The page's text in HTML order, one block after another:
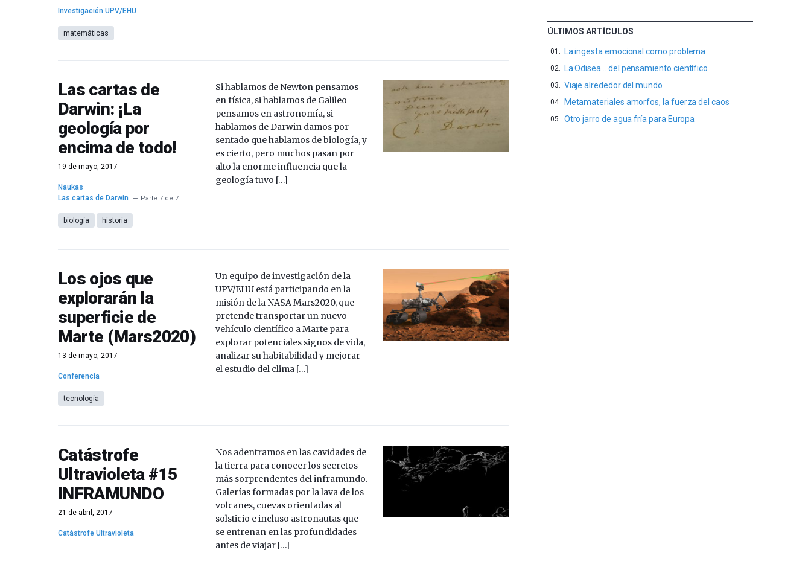
Investigación UPV/EHU
matemáticas
Las cartas de
Darwin: ¡La
geología por
encima de todo!
19 de mayo, 2017
Naukas
Las cartas de Darwin
Parte 7 de 7
biología historia
Si hablamos de Newton pensamos
en física, si hablamos de Galileo
pensamos en astronomía, si
hablamos de Darwin damos por
sentado que hablamos de biología, y
es cierto, pero muchos pasan por
alto la enorme influencia que la
geología tuvo […]
Los ojos que
explorarán la
superficie de
Marte (Mars2020)
13 de mayo, 2017
Conferencia
tecnología
Un equipo de investigación de la
UPV/EHU está participando en la
misión de la NASA Mars2020, que
pretende transportar un nuevo
vehículo científico a Marte para
explorar potenciales signos de vida,
analizar su habitabilidad y mejorar
el estudio del clima […]
Catástrofe
Ultravioleta #15
INFRAMUNDO
21 de abril, 2017
Catástrofe Ultravioleta
Nos adentramos en las cavidades de
la tierra para conocer los secretos
más sorprendentes del inframundo.
Galerías formadas por la lava de los
volcanes, cuevas orientadas al
solsticio e incluso astronautas que
se entrenan en las profundidades
antes de viajar […]
la
ÚLTIMOS ARTÍCULOS
La ingesta emocional como problema
La Odisea… del pensamiento científico
Viaje alrededor del mundo
Metamateriales amorfos, la fuerza del caos
Otro jarro de agua fría para Europa